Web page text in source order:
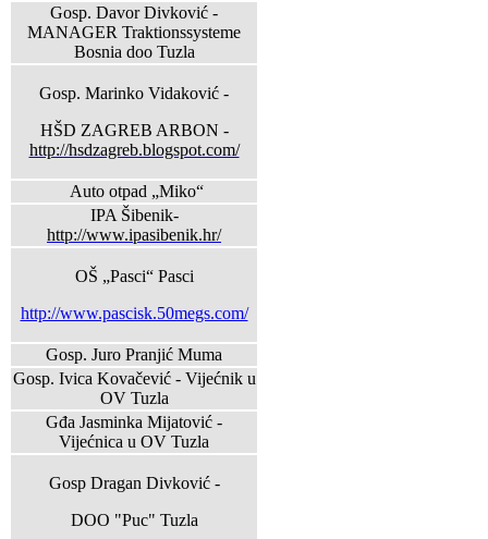
Gosp. Davor Divković -
MANAGER Traktionssysteme
Bosnia doo Tuzla
Gosp. Marinko Vidaković -
HŠD ZAGREB ARBON -
http://hsdzagreb.blogspot.com/
Auto otpad „Miko“
IPA Šibenik-
http://www.ipasibenik.hr/
OŠ „Pasci“ Pasci
http://www.pascisk.50megs.com/
Gosp. Juro Pranjić Muma
Gosp. Ivica Kovačević - Vijećnik u
OV Tuzla
Gđa Jasminka Mijatović -
Vijećnica u OV Tuzla
Gosp Dragan Divković -
DOO "Puc" Tuzla